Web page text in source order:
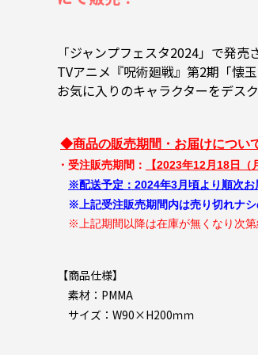
「ジャンプフェスタ2024」で発
TVアニメ『呪術廻戦』第2期「懐
お気に入りのキャラクターをデス
◆商品の販売期間・お届けについ
・受注販売期間： 【2023年12月18日（
※配送予定：2024年3月頃より順次お
※上記受注販売期間内は売り切れナ
※上記期間以降は在庫が無くなり次第
【商品仕様】
素材：PMMA
サイズ：W90×H200ｍｍ